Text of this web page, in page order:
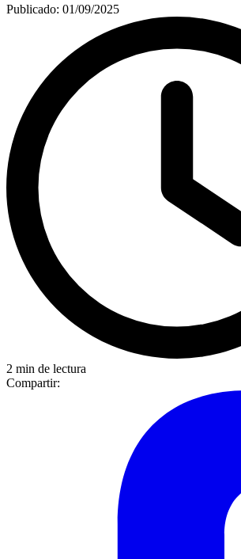
Publicado: 01/09/2025
2 min de lectura
Compartir: